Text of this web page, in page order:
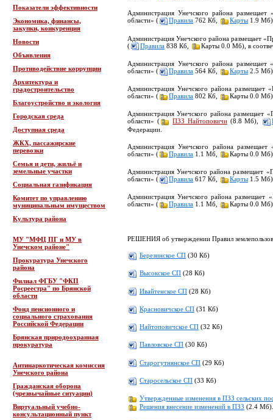
Показатели эффективности
Экономика, финансы,
закупки, конкуренция
Новости
Объявления
Противодействие коррупции
Архитектура и
градостроительство
Благоустройство и экология
Городская среда
Доступная среда
ЖКХ, пассажирские
перевозки
Семья и дети, жильё и
земельные участки
Социальная газификация
Комитет по управлению
муниципальным имуществом
Культура района
МУ "МФЦ ПГ и МУ в
Унечском районе"
Прокуратура Унечского
района
Филиал ФГБУ "ФКП
Росреестра" по Брянской
области
Фонд пенсионного и
социального страхования
Российской Федерации
Брянская природоохранная
прокуратура
Антинаркотическая комиссия
Унечского района
Гражданская оборона
(чрезвычайные ситуации)
Виртуальный учебно-
консультационный пункт
Администрация Унечского района размещает
области» (
Правила 762 Кб, Карты 1.9 Мб),
Администрация Унечского района размещает
(
Правила 838 Кб, Карты 0.0 Мб), в
Администрация Унечского района размещает
области» (
Правила 564 Кб, Карты 2.5 Мб),
Администрация Унечского района размещает
области» (
Правила 802 Кб, Карты 0.0 Мб),
Администрация Унечского района размещает
области» (
ПЗЗ Найтоповичи(8.8 Мб),
Федерации.
Администрация Унечского района размещает
области» (
Правила 1.1 Мб, Карты 0.0 Мб),
Администрация Унечского района размещает
области» (
Правила 617 Кб, Карты 1.5 Мб),
Администрация Унечского района размещает
области» (
Правила 1.1 Мб, Карты 0.0 Мб),
РЕШЕНИЯ об утверждении Правил
Березинское СП (30 Кб)
Высокское СП (28 Кб)
Ивайтенское СП (28 Кб)
Красновичское СП (31 Кб)
Найтоповичское СП (32 Кб)
Павловское СП (30 Кб)
Старогутнянское СП (29 Кб)
Старосельское СП (33 Кб)
Утвержденные изменения в ПЗЗ сельских
Решения внесение изменений в ПЗЗ (2.4 Мб).